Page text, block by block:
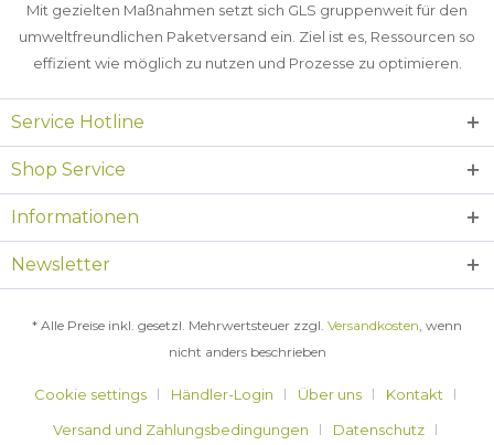
Mit gezielten Maßnahmen setzt sich GLS gruppenweit für den
umweltfreundlichen Paketversand ein. Ziel ist es, Ressourcen so
effizient wie möglich zu nutzen und Prozesse zu optimieren.
Service Hotline
Shop Service
Informationen
Newsletter
* Alle Preise inkl. gesetzl. Mehrwertsteuer zzgl. Versandkosten, wenn
nicht anders beschrieben
Cookie settings Händler-Login Über uns
Kontakt
Versand und Zahlungsbedingungen
Datenschutz